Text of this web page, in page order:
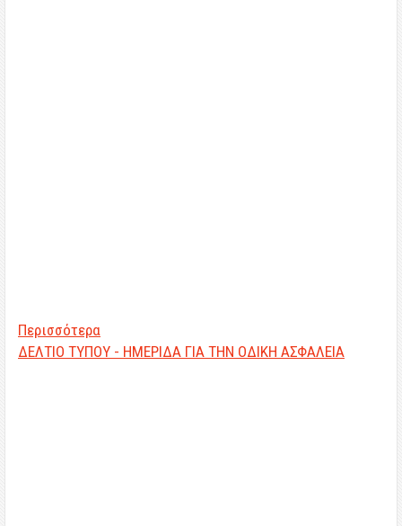
Περισσότερα
ΔΕΛΤΙΟ ΤΥΠΟΥ - ΗΜΕΡΙΔΑ ΓΙΑ ΤΗΝ ΟΔΙΚΗ ΑΣΦΑΛΕΙΑ